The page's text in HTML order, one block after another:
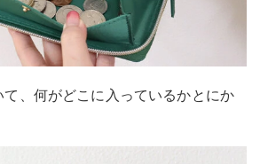
て、何がどこに入っているかとにか